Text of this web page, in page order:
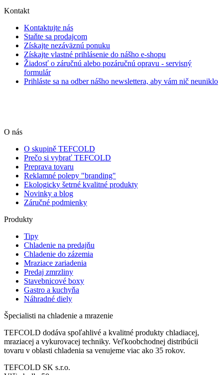
Kontakt
Kontaktujte nás
Staňte sa prodajcom
Získajte nezáväznú ponuku
Získajte vlastné prihlásenie do nášho e-shopu
Žiadosť o záručnú alebo pozáručnú opravu - servisný
formulár
Prihláste sa na odber nášho newslettera, aby vám nič neuniklo
O nás
O skupině TEFCOLD
Prečo si vybrať TEFCOLD
Preprava tovaru
Reklamné polepy "branding"
Ekologicky šetrné kvalitné produkty
Novinky a blog
Záručné podmienky
Produkty
Tipy
Chladenie na predajňu
Chladenie do zázemia
Mraziace zariadenia
Predaj zmrzliny
Stavebnicové boxy
Gastro a kuchyňa
Náhradné diely
Špecialisti na chladenie a mrazenie
TEFCOLD dodáva spoľahlivé a kvalitné produkty chladiacej,
mraziacej a vykurovacej techniky. Veľkoobchodnej distribúcii
tovaru v oblasti chladenia sa venujeme viac ako 35 rokov.
TEFCOLD SK s.r.o.